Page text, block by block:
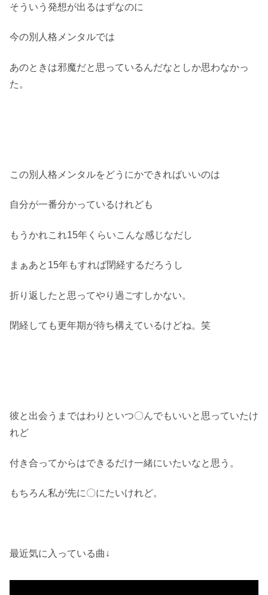
そういう発想が出るはずなのに
今の別人格メンタルでは
あのときは邪魔だと思っているんだなとしか思わなかっ
た。
この別人格メンタルをどうにかできればいいのは
自分が一番分かっているけれども
もうかれこれ15年くらいこんな感じなだし
まぁあと15年もすれば閉経するだろうし
折り返したと思ってやり過ごすしかない。
閉経しても更年期が待ち構えているけどね。笑
彼と出会うまではわりといつ〇んでもいいと思っていたけ
れど
付き合ってからはできるだけ一緒にいたいなと思う。
もちろん私が先に〇にたいけれど。
最近気に入っている曲↓